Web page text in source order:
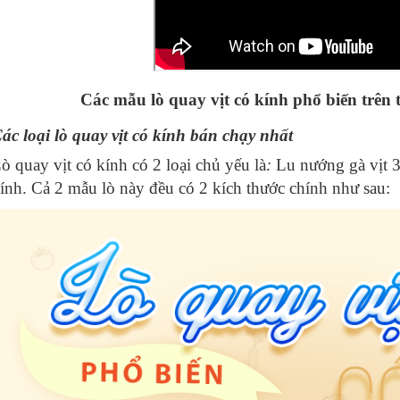
Các mẫu lò quay vịt có kính phổ biến
loại lò quay vịt có kính bán chạy nhất
quay vịt có kính có 2 loại chủ yếu là: Lu nướng gà vịt
Cả 2 mẫu lò này đều có 2 kích thước chính như sau: